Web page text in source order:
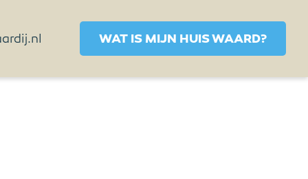
WAT IS MIJN HUIS WAARD?